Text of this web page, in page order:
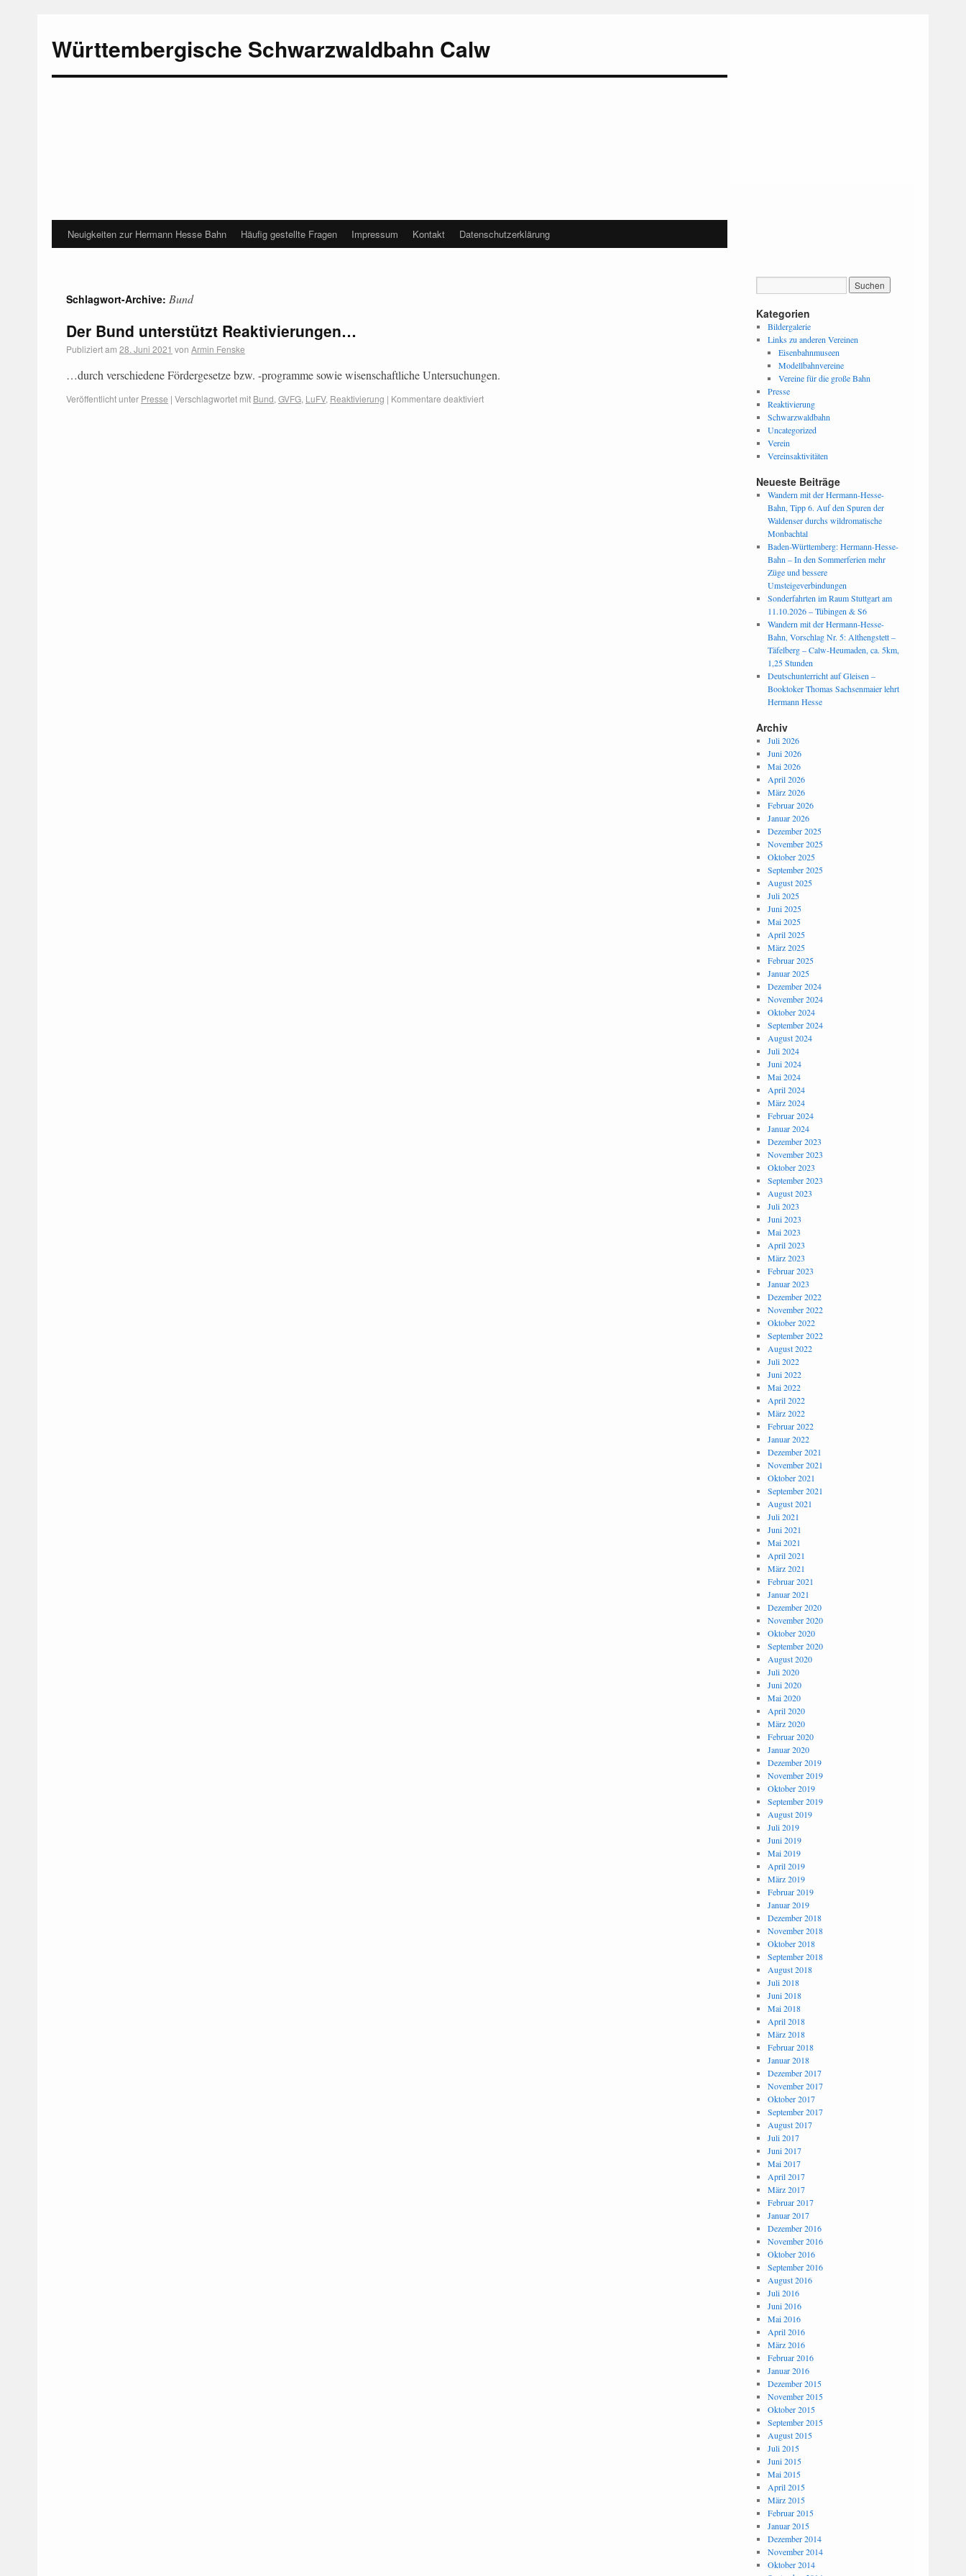
Württembergische Schwarzwaldbahn Calw
Neuigkeiten zur Hermann Hesse Bahn Häufig gestellte Fragen Impressum Kontakt Datenschutzerklärung
Schlagwort-Archive: Bund
Der Bund unterstützt Reaktivierungen…
Publiziert am 28. Juni 2021 von Armin Fenske
…durch verschiedene Fördergesetze bzw. -programme sowie wisenschaftliche Untersuchungen.
Veröffentlicht unter Presse | Verschlagwortet mit Bund, GVFG, LuFV, Reaktivierung | Kommentare deaktiviert
Kategorien
Bildergalerie
Links zu anderen Vereinen
Eisenbahnmuseen
Modellbahnvereine
Vereine für die große Bahn
Presse
Reaktivierung
Schwarzwaldbahn
Uncategorized
Verein
Vereinsaktivitäten
Neueste Beiträge
Wandern mit der Hermann-Hesse-
Bahn, Tipp 6. Auf den Spuren der
Waldenser durchs wildromatische
Monbachtal
Baden-Württemberg: Hermann-Hesse-
Bahn – In den Sommerferien mehr
Züge und bessere
Umsteigeverbindungen
Sonderfahrten im Raum Stuttgart am
11.10.2026 – Tübingen & S6
Wandern mit der Hermann-Hesse-
Bahn, Vorschlag Nr. 5: Althengstett –
Täfelberg – Calw-Heumaden, ca. 5km,
1,25 Stunden
Deutschunterricht auf Gleisen –
Booktoker Thomas Sachsenmaier lehrt
Hermann Hesse
Archiv
Juli 2026
Juni 2026
Mai 2026
April 2026
März 2026
Februar 2026
Januar 2026
Dezember 2025
November 2025
Oktober 2025
September 2025
August 2025
Juli 2025
Juni 2025
Mai 2025
April 2025
März 2025
Februar 2025
Januar 2025
Dezember 2024
November 2024
Oktober 2024
September 2024
August 2024
Juli 2024
Juni 2024
Mai 2024
April 2024
März 2024
Februar 2024
Januar 2024
Dezember 2023
November 2023
Oktober 2023
September 2023
August 2023
Juli 2023
Juni 2023
Mai 2023
April 2023
März 2023
Februar 2023
Januar 2023
Dezember 2022
November 2022
Oktober 2022
September 2022
August 2022
Juli 2022
Juni 2022
Mai 2022
April 2022
März 2022
Februar 2022
Januar 2022
Dezember 2021
November 2021
Oktober 2021
September 2021
August 2021
Juli 2021
Juni 2021
Mai 2021
April 2021
März 2021
Februar 2021
Januar 2021
Dezember 2020
November 2020
Oktober 2020
September 2020
August 2020
Juli 2020
Juni 2020
Mai 2020
April 2020
März 2020
Februar 2020
Januar 2020
Dezember 2019
November 2019
Oktober 2019
September 2019
August 2019
Juli 2019
Juni 2019
Mai 2019
April 2019
März 2019
Februar 2019
Januar 2019
Dezember 2018
November 2018
Oktober 2018
September 2018
August 2018
Juli 2018
Juni 2018
Mai 2018
April 2018
März 2018
Februar 2018
Januar 2018
Dezember 2017
November 2017
Oktober 2017
September 2017
August 2017
Juli 2017
Juni 2017
Mai 2017
April 2017
März 2017
Februar 2017
Januar 2017
Dezember 2016
November 2016
Oktober 2016
September 2016
August 2016
Juli 2016
Juni 2016
Mai 2016
April 2016
März 2016
Februar 2016
Januar 2016
Dezember 2015
November 2015
Oktober 2015
September 2015
August 2015
Juli 2015
Juni 2015
Mai 2015
April 2015
März 2015
Februar 2015
Januar 2015
Dezember 2014
November 2014
Oktober 2014